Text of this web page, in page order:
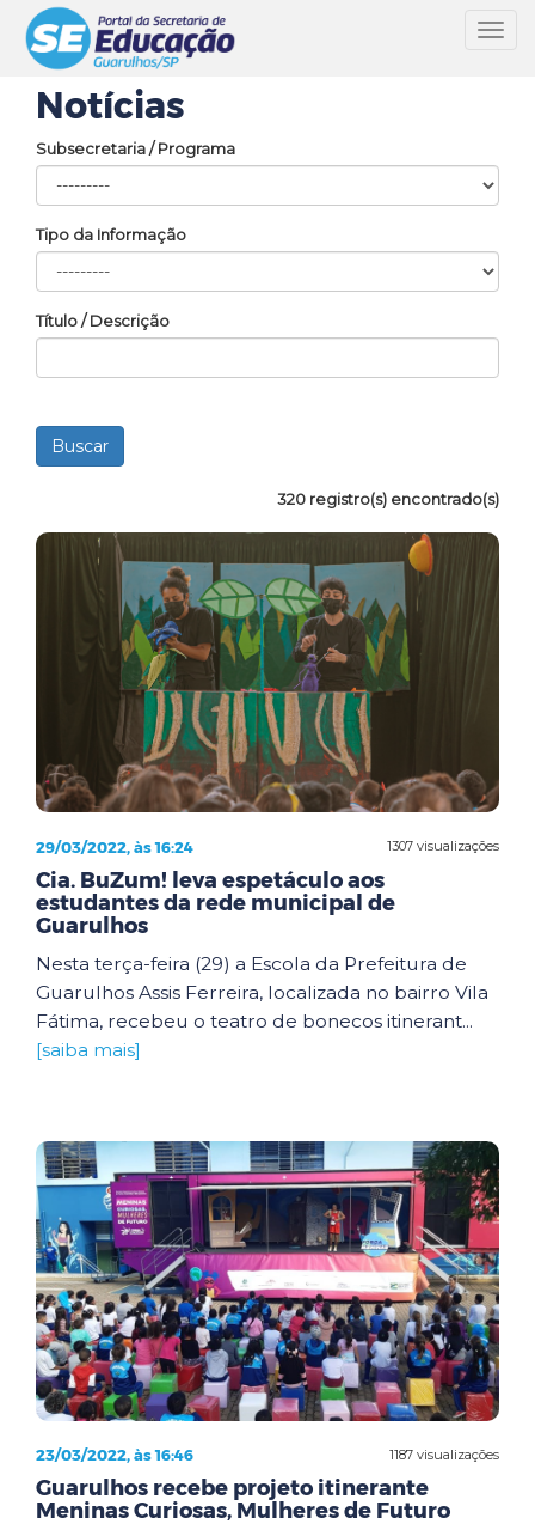
Notícias
Subsecretaria / Programa
Tipo da Informação
Título / Descrição
320 registro(s) encontrado(s)
1307 visualizações
29/03/2022, às 16:24
Cia. BuZum! leva espetáculo aos
estudantes da rede municipal de
Guarulhos
Nesta terça-feira (29) a Escola da Prefeitura de
Guarulhos Assis Ferreira, localizada no bairro Vila
Fátima, recebeu o teatro de bonecos itinerant...
[saiba mais]
1187 visualizações
23/03/2022, às 16:46
Guarulhos recebe projeto itinerante
Meninas Curiosas, Mulheres de Futuro